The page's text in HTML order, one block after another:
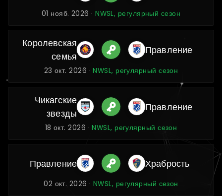
01 нояб. 2026 ·NWSL, регулярный сезон
Королевская
семья
Правление
23 окт. 2026 ·NWSL, регулярный сезон
Чикагские
звезды
Правление
18 окт. 2026 ·NWSL, регулярный сезон
Правление Храбрость
02 окт. 2026 · NWSL, регулярный сезон